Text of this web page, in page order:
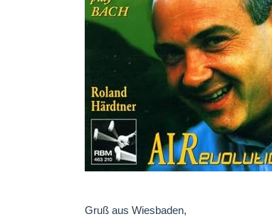
Gruß aus Wiesbaden,